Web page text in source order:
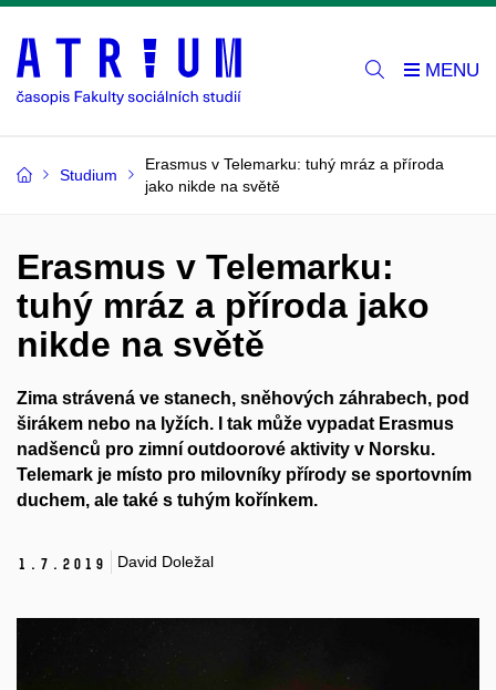
Studium
Erasmus v Telemarku: tuhý mráz a příroda
jako nikde na světě
Erasmus v Telemarku:
tuhý mráz a příroda jako
nikde na světě
Zima strávená ve stanech, sněhových záhrabech, pod
širákem nebo na lyžích. I tak může vypadat Erasmus
nadšenců pro zimní outdoorové aktivity v Norsku.
Telemark je místo pro milovníky přírody se sportovním
duchem, ale také s tuhým kořínkem.
1. 7. 2019 David Doležal